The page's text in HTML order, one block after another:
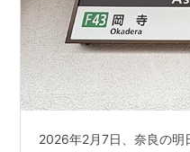
2026年2月7日、奈良の明